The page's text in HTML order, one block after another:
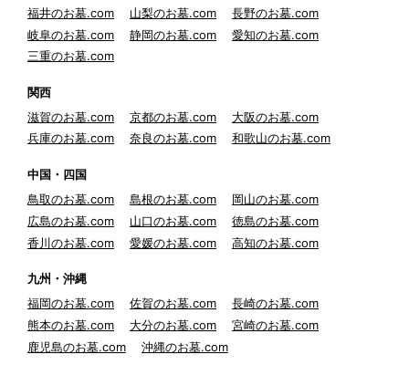
福井のお墓.com
山梨のお墓.com
長野のお墓.com
岐阜のお墓.com
静岡のお墓.com
愛知のお墓.com
三重のお墓.com
関西
滋賀のお墓.com
京都のお墓.com
大阪のお墓.com
兵庫のお墓.com
奈良のお墓.com 和歌山のお墓.com
中国・四国
鳥取のお墓.com
島根のお墓.com
岡山のお墓.com
広島のお墓.com
山口のお墓.com
徳島のお墓.com
香川のお墓.com
愛媛のお墓.com 高知のお墓.com
九州・沖縄
福岡のお墓.com
佐賀のお墓.com
長崎のお墓.com
熊本のお墓.com
大分のお墓.com
宮崎のお墓.com
鹿児島のお墓.com
沖縄のお墓.com